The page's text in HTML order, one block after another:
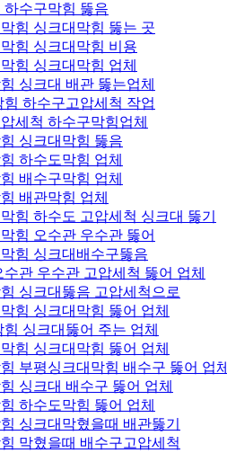
수구막힘 뚫음
힘 싱크대막힘 뚫는 곳
힘 싱크대막힘 비용
힘 싱크대막힘 업체
싱크대 배관 뚫는업체
하수구고압세척 작업
세척 하수구막힘업체
싱크대막힘 뚫음
하수도막힘 업체
배수구막힘 업체
배관막힘 업체
힘 하수도 고압세척 싱크대 뚫기
힘 오수관 우수관 뚫어
힘 싱크대배수구뚫음
관 우수관 고압세척 뚫어 업체
싱크대뚫음 고압세척으로
힘 싱크대막힘 뚫어 업체
싱크대뚫어 주는 업체
힘 싱크대막힘 뚫어 업체
부평싱크대막힘 배수구 뚫어 업체
싱크대 배수구 뚫어 업체
하수도막힘 뚫어 업체
싱크대막혔을때 배관뚫기
막혔을때 배수구고압세척